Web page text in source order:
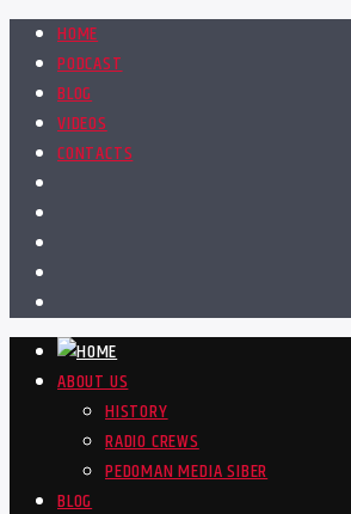
HOME
PODCAST
BLOG
VIDEOS
CONTACTS
ABOUT US
HISTORY
RADIO CREWS
PEDOMAN MEDIA SIBER
BLOG